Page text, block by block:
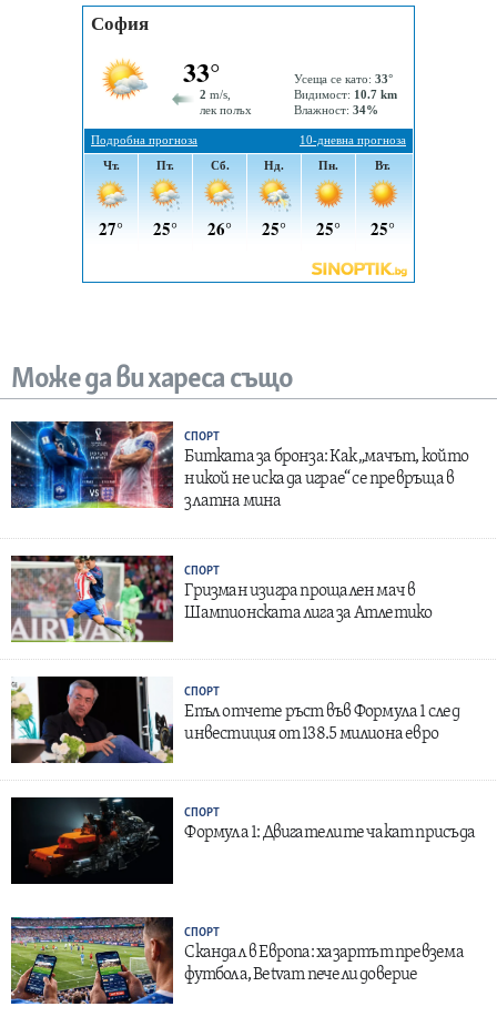
Може да ви хареса също
СПОРТ
Битката за бронза: Как „мачът, който
никой не иска да играе“ се превръща в
златна мина
СПОРТ
Гризман изигра прощален мач в
Шампионската лига за Атлетико
СПОРТ
Епъл отчете ръст във Формула 1 след
инвестиция от 138.5 милиона евро
СПОРТ
Формула 1: Двигателите чакат присъда
СПОРТ
Скандал в Европа: хазартът превзема
футбола, Betvam печели доверие